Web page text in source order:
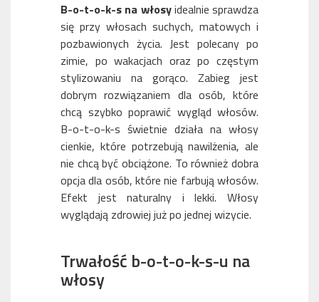
B-o-t-o-k-s na włosyidealnie sprawdza
się przy włosach suchych, matowych i
pozbawionych życia. Jest polecany po
zimie, po wakacjach oraz po częstym
stylizowaniu na gorąco. Zabieg jest
dobrym rozwiązaniem dla osób, które
chcą szybko poprawić wygląd włosów.
B-o-t-o-k-s świetnie działa na włosy
cienkie, które potrzebują nawilżenia, ale
nie chcą być obciążone. To również dobra
opcja dla osób, które nie farbują włosów.
Efekt jest naturalny i lekki. Włosy
wyglądają zdrowiej już po jednej wizycie.
Trwałość b-o-t-o-k-s-u na
włosy